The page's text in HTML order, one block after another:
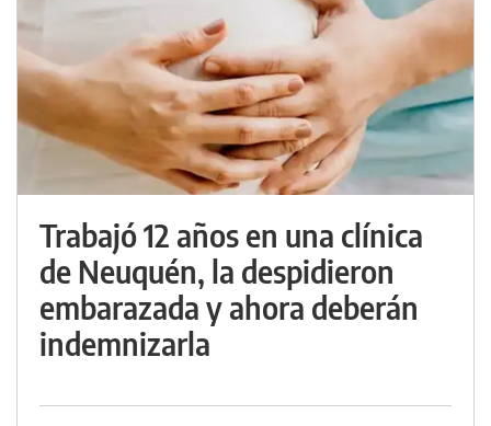
Trabajó 12 años en una clínica
de Neuquén, la despidieron
embarazada y ahora deberán
indemnizarla